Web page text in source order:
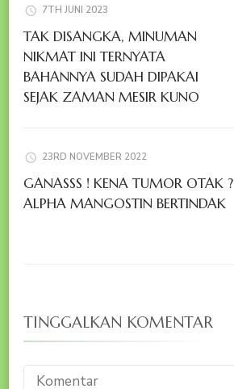
7TH JUNI 2023
TAK DISANGKA, MINUMAN
NIKMAT INI TERNYATA
BAHANNYA SUDAH DIPAKAI
SEJAK ZAMAN MESIR KUNO
23RD NOVEMBER 2022
GANASSS ! KENA TUMOR OTAK ?
ALPHA MANGOSTIN BERTINDAK
TINGGALKAN KOMENTAR